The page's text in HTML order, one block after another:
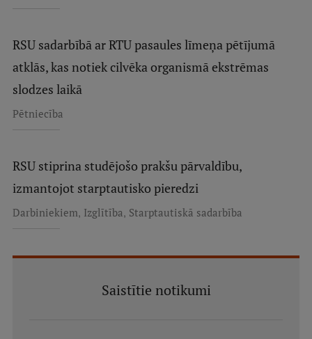
RSU sadarbībā ar RTU pasaules līmeņa pētījumā
atklās, kas notiek cilvēka organismā ekstrēmas
slodzes laikā
Pētniecība
RSU stiprina studējošo prakšu pārvaldību,
izmantojot starptautisko pieredzi
Darbiniekiem, Izglītība, Starptautiskā sadarbība
Saistītie notikumi